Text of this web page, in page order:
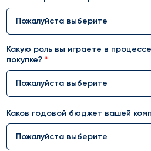
Пожалуйста выберите
Какую роль вы играете в
покупке?
Пожалуйста выберите
Каков годовой бюджет вашей
Пожалуйста выберите